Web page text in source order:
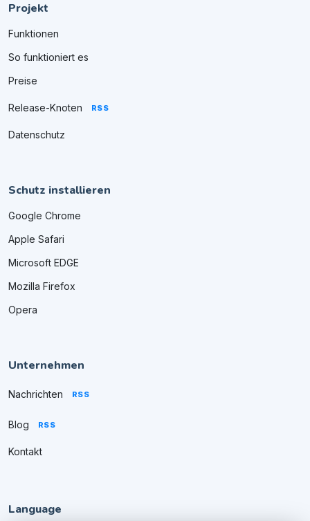
Projekt
Funktionen
So funktioniert es
Preise
Release-Knoten RSS
Datenschutz
Schutz installieren
Google Chrome
Apple Safari
Microsoft EDGE
Mozilla Firefox
Opera
Unternehmen
Nachrichten RSS
Blog RSS
Kontakt
Language